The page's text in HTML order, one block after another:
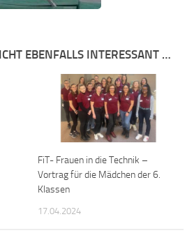
EBENFALLS INTERESSANT …
FiT- Frauen in die Technik –
Vortrag für die Mädchen der 6.
Klassen
17.04.2024